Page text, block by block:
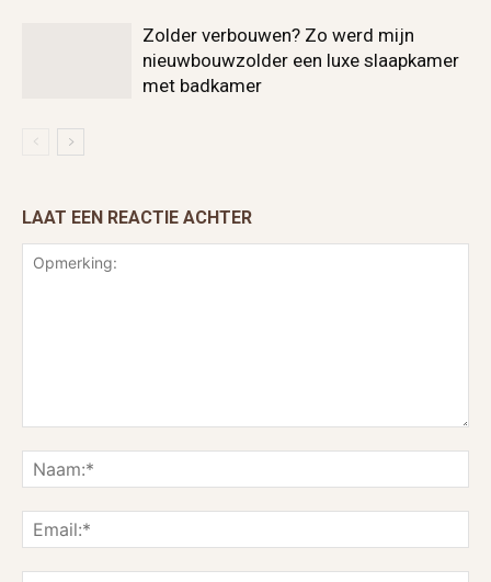
Zolder verbouwen? Zo werd mijn
nieuwbouwzolder een luxe slaapkamer
met badkamer
LAAT EEN REACTIE ACHTER